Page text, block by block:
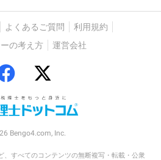
よくあるご質問
利用規約
の考え方
運営会社
Bengo4.com, Inc.
、すべてのコンテンツの無断複写・転載・公衆